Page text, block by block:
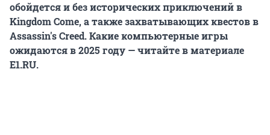
обойдется и без исторических приключений в
Kingdom Come, а также захватывающих квестов в
Assassin's Creed. Какие компьютерные игры
ожидаются в 2025 году — читайте в материале
E1.RU.